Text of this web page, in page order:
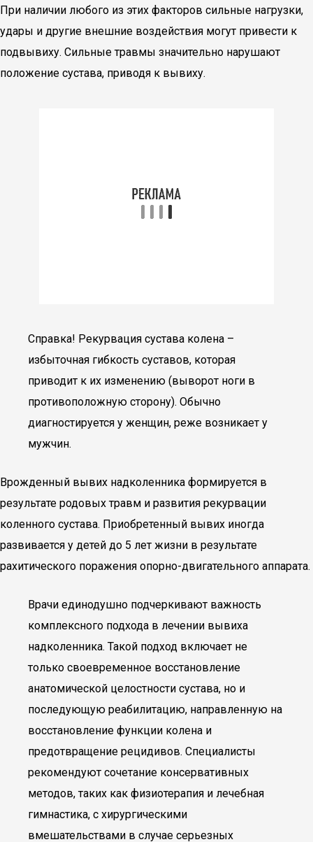
При наличии любого из этих факторов сильные нагрузки,
удары и другие внешние воздействия могут привести к
подвывиху. Сильные травмы значительно нарушают
положение сустава, приводя к вывиху.
Справка! Рекурвация сустава колена –
избыточная гибкость суставов, которая
приводит к их изменению (выворот ноги в
противоположную сторону). Обычно
диагностируется у женщин, реже возникает у
мужчин.
Врожденный вывих надколенника формируется в
результате родовых травм и развития рекурвации
коленного сустава. Приобретенный вывих иногда
развивается у детей до 5 лет жизни в результате
рахитического поражения опорно-двигательного аппарата.
Врачи единодушно подчеркивают важность
комплексного подхода в лечении вывиха
надколенника. Такой подход включает не
только своевременное восстановление
анатомической целостности сустава, но и
последующую реабилитацию, направленную на
восстановление функции колена и
предотвращение рецидивов. Специалисты
рекомендуют сочетание консервативных
методов, таких как физиотерапия и лечебная
гимнастика, с хирургическими
вмешательствами в случае серьезных